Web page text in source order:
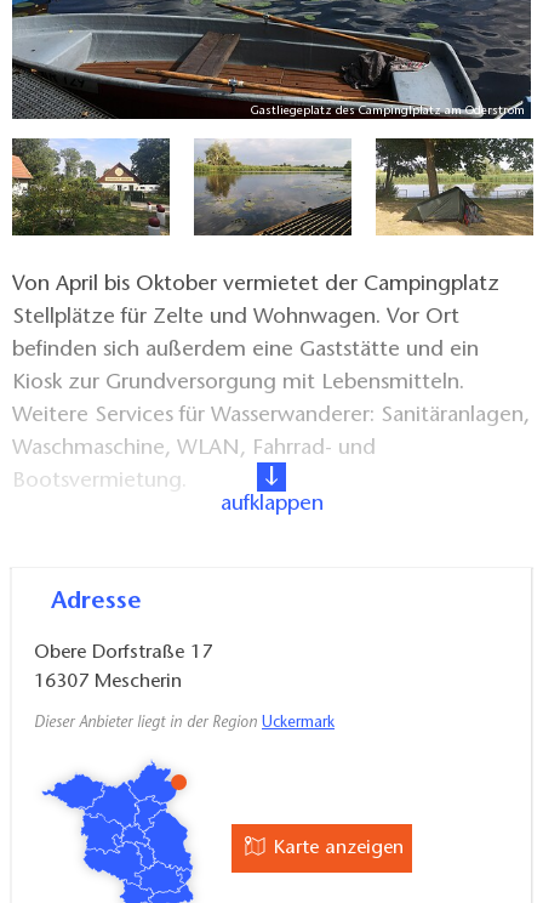
Gastliegeplatz des Campinglplatz am Oderstrom
Von April bis Oktober vermietet der Campingplatz
Stellplätze für Zelte und Wohnwagen. Vor Ort
befinden sich außerdem eine Gaststätte und ein
Kiosk zur Grundversorgung mit Lebensmitteln.
Weitere Services für Wasserwanderer: Sanitäranlagen,
Waschmaschine, WLAN, Fahrrad- und
Bootsvermietung.
des Nationalparkes Unteres Odertal.
aufklappen
Adresse
Obere Dorfstraße 17
16307 Mescherin
Dieser Anbieter liegt in der Region Uckermark
Karte anzeigen